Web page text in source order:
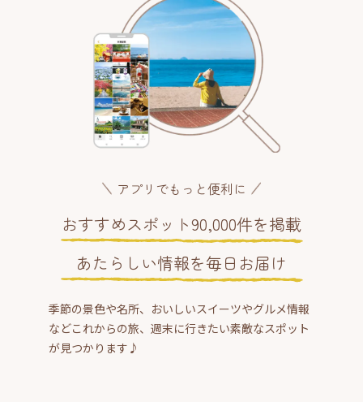
アプリでもっと便利に
おすすめスポット90,000件を掲載
あたらしい情報を毎日お届け
季節の景色や名所、おいしいスイーツやグルメ情報
などこれからの旅、週末に行きたい素敵なスポット
が見つかります♪